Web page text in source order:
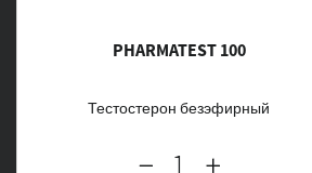
PHARMATEST 100
Тестостерон безэфирный